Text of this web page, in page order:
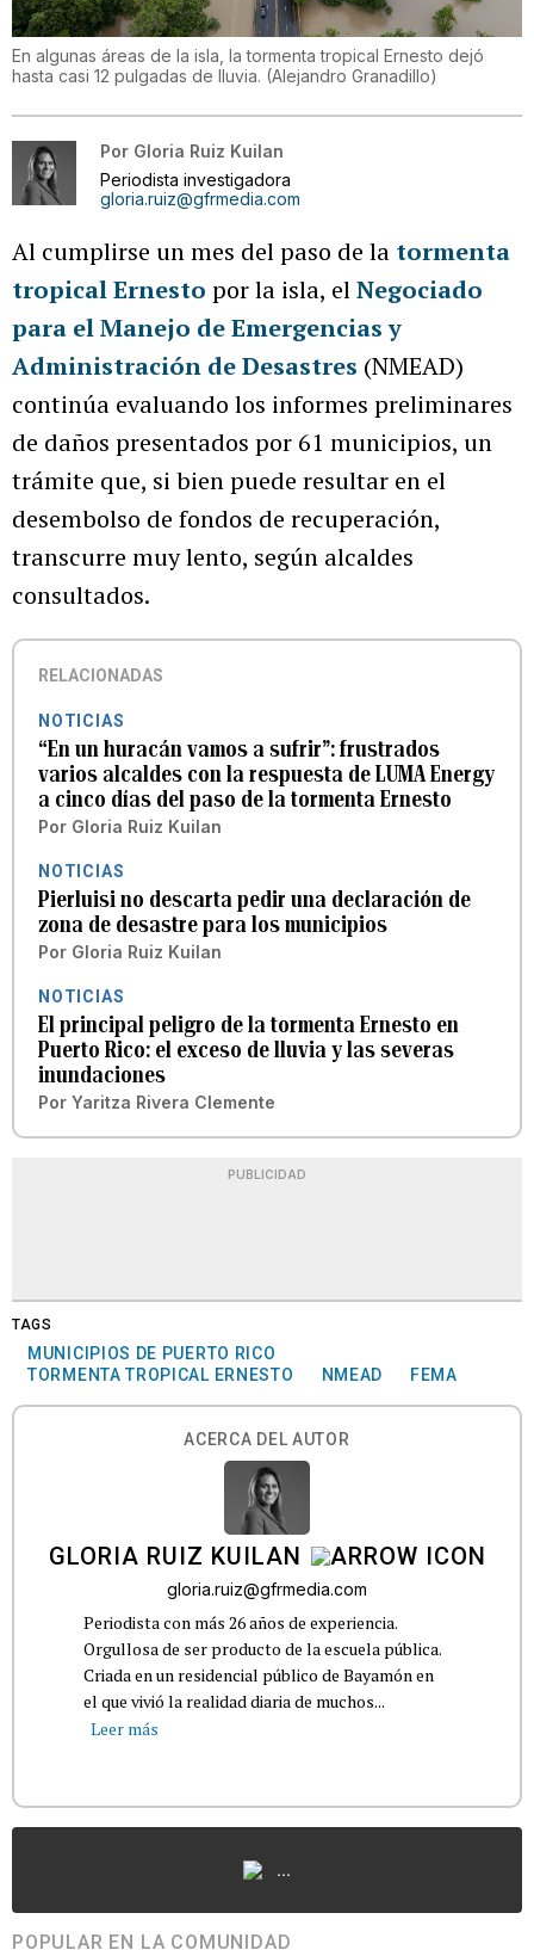
En algunas áreas de la isla, la tormenta tropical Ernesto dejó
hasta casi 12 pulgadas de lluvia. (Alejandro Granadillo)
Por Gloria Ruiz Kuilan
Periodista investigadora
gloria.ruiz@gfrmedia.com
Al cumplirse un mes del paso de la tormenta
tropical Ernesto por la isla, elNegociado
para el Manejo de Emergencias y
Administración de Desastres (NMEAD)
continúa evaluando los informes preliminares
de daños presentados por 61 municipios, un
trámite que, si bien puede resultar en el
desembolso de fondos de recuperación,
transcurre muy lento, según alcaldes
consultados.
RELACIONADAS
NOTICIAS
“En un huracán vamos a sufrir”: frustrados
varios alcaldes con la respuesta de LUMA Energy
a cinco días del paso de la tormenta Ernesto
Por Gloria Ruiz Kuilan
NOTICIAS
Pierluisi no descarta pedir una declaración de
zona de desastre para los municipios
Por Gloria Ruiz Kuilan
NOTICIAS
El principal peligro de la tormenta Ernesto en
Puerto Rico: el exceso de lluvia y las severas
inundaciones
Por Yaritza Rivera Clemente
PUBLICIDAD
TAGS
MUNICIPIOS DE PUERTO RICO
TORMENTA TROPICAL ERNESTO
NMEAD FEMA
ACERCA DEL AUTOR
GLORIA RUIZ KUILAN
gloria.ruiz@gfrmedia.com
Periodista con más 26 años de experiencia.
Orgullosa de ser producto de la escuela pública.
Criada en un residencial público de Bayamón en
el que vivió la realidad diaria de muchos...
Leer más
...
POPULAR EN LA COMUNIDAD